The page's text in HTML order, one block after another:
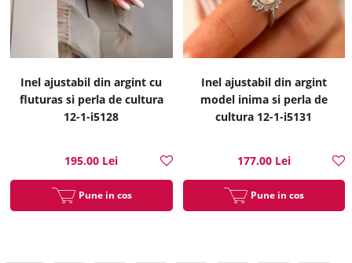
Inel ajustabil din argint cu
fluturas si perla de cultura
12-1-i5128
195.00 Lei
Pune in cos
Inel ajustabil din argint
model inima si perla de
cultura 12-1-i5131
177.00 Lei
Pune in cos